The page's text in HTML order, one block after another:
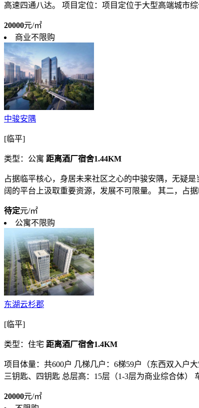
高速四通八达。 项目定位：项目定位于大型高端城市
20000元/㎡
商业不限购
中骏安隅
[临平]
类型：公寓 距离酒厂宿舍1.44KM
占据临平核心，身居未来社区之心的中骏安隅，无疑
阔的平台上汲取重要资源，发展不可限量。 其二，占
待定元/㎡
公寓不限购
东湖云杉郡
[临平]
类型：住宅 距离酒厂宿舍1.4KM
项目体量：共600户 几梯几户：6梯59户（东西双入户
三钥匙、四钥匙 总层高：15层（1-3层为商业综合体）
20000元/㎡